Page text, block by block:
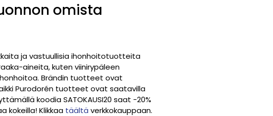
omista
ja vastuullisia ihonhoitotuotteita
aineita, kuten viinirypäleen
Brändin tuotteet ovat
Purodorén tuotteet ovat saatavilla
koodia SATOKAUSI20 saat -20%
kokeilla! Klikkaa täältä verkkokauppaan.